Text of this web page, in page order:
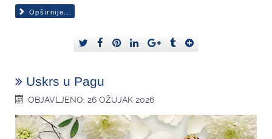
Opširnije...
Uskrs u Pagu
OBJAVLJENO: 26 OŽUJAK 2026